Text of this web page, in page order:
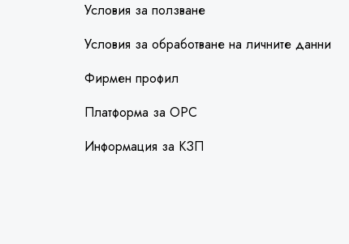
Условия за ползване
Условия за обработване на личните данни
Фирмен профил
Платформа за ОРС
Информация за КЗП